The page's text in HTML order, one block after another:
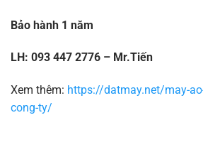
Bảo hành 1 năm
LH: 093 447 2776 – Mr.Tiến
Xem thêm: https://datmay.net/may-
cong-ty/